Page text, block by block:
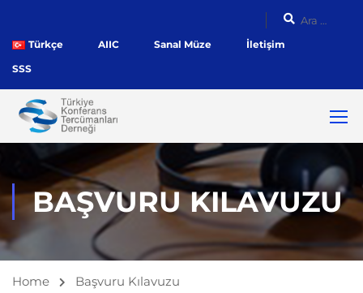
Türkçe AIIC Sanal Müze
İletişim
SSS
BAŞVURU KILAVUZU
Home Başvuru Kılavuzu